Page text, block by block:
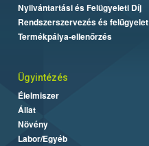
Nyilvántartási és Felügyeleti Díj
Rendszerszervezés és felügyelet
Termékpálya-ellenőrzés
Ügyintézés
Élelmiszer
Állat
Növény
Labor/Egyéb